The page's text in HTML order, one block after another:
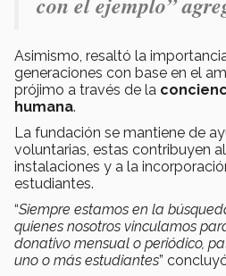
Asimismo, resaltó la
generaciones con base en el
prójimo a través de la
humana.
La fundación se mantiene de
voluntarias, estas contribuyen
instalaciones y a la
estudiantes.
“Siempre estamos en la
quienes nosotros vinculamos
donativo mensual o periódico,
uno o más estudiantes”